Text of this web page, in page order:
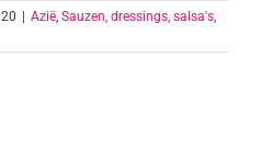
Azië, Sauzen, dressings, salsa's,